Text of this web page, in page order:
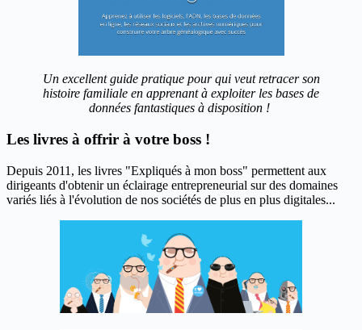
Un excellent guide pratique pour qui veut retracer son
histoire familiale en apprenant à exploiter les bases de
données fantastiques à disposition !
Les livres à offrir à votre boss !
Depuis 2011, les livres "Expliqués à mon boss" permettent aux
dirigeants d'obtenir un éclairage entrepreneurial sur des domaines
variés liés à l'évolution de nos sociétés de plus en plus digitales...